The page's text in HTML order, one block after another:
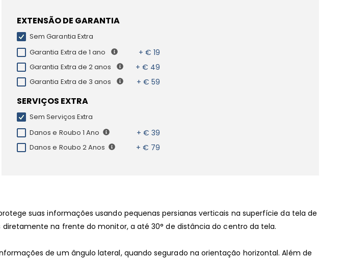
EXTENSÃO DE GARANTIA
Sem Garantia Extra
Garantia Extra de 1 ano
+ € 19
Garantia Extra de 2 anos + € 49
Garantia Extra de 3 anos + € 59
SERVIÇOS EXTRA
Sem Serviços Extra
Danos e Roubo 1 Ano
+ € 39
Danos e Roubo 2 Anos + € 79
suas informações usando pequenas persianas verticais na superfície da tela de
na frente do monitor, a até 30° de distância do centro da tela.
de um ângulo lateral, quando segurado na orientação horizontal. Além de